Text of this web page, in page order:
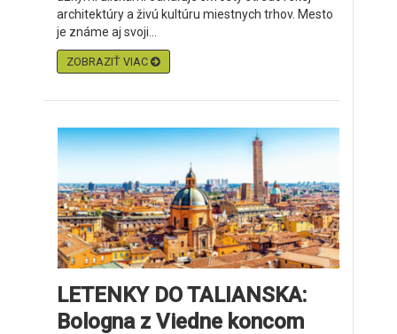
architektúry a živú kultúru miestnych trhov. Mesto
je známe aj svoji...
ZOBRAZIŤ VIAC
LETENKY DO TALIANSKA:
Bologna z Viedne koncom